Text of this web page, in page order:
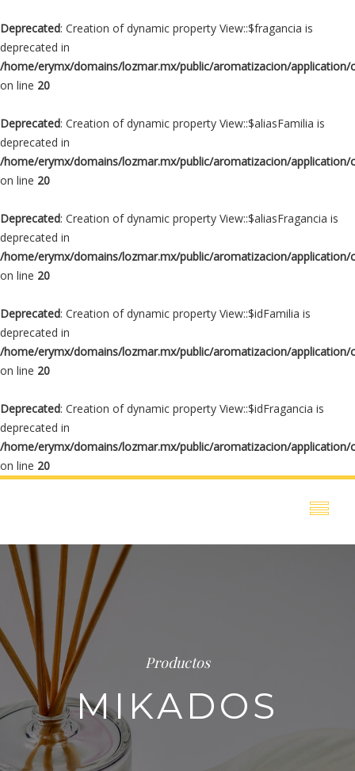
Deprecated: Creation of dynamic property View::$fragancia is
deprecated in
/home/erymx/domains/lozmar.mx/public/aromatizacion/application/
on line 20
Deprecated: Creation of dynamic property View::$aliasFamilia is
deprecated in
/home/erymx/domains/lozmar.mx/public/aromatizacion/application/
on line 20
Deprecated: Creation of dynamic property View::$aliasFragancia is
deprecated in
/home/erymx/domains/lozmar.mx/public/aromatizacion/application/
on line 20
Deprecated: Creation of dynamic property View::$idFamilia is
deprecated in
/home/erymx/domains/lozmar.mx/public/aromatizacion/application/
on line 20
Deprecated: Creation of dynamic property View::$idFragancia is
deprecated in
/home/erymx/domains/lozmar.mx/public/aromatizacion/application/
on line 20
Productos
MIKADOS